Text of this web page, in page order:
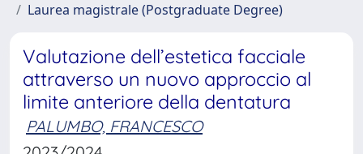
Laurea magistrale (Postgraduate Degree)
Valutazione dell’estetica facciale
attraverso un nuovo approccio al
limite anteriore della dentatura
PALUMBO, FRANCESCO